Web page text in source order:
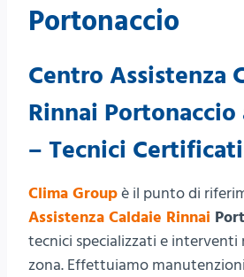
Portonaccio
Centro Assistenza
Rinnai
– Tecnici Certificati
Clima Groupè il punto di
Assistenza Caldaie Rinnai
tecnici specializzati e
zona. Effettuiamo